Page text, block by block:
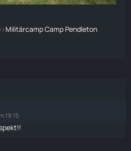
Militärcamp Camp Pendleton
19:15